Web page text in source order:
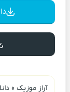
آراز موزیک »